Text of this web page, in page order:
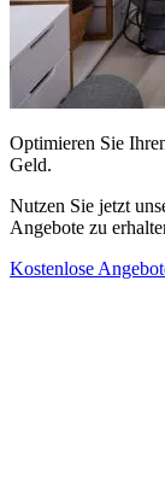
Optimieren Sie
Geld.
Nutzen Sie jetzt
Angebote zu
Kostenlose